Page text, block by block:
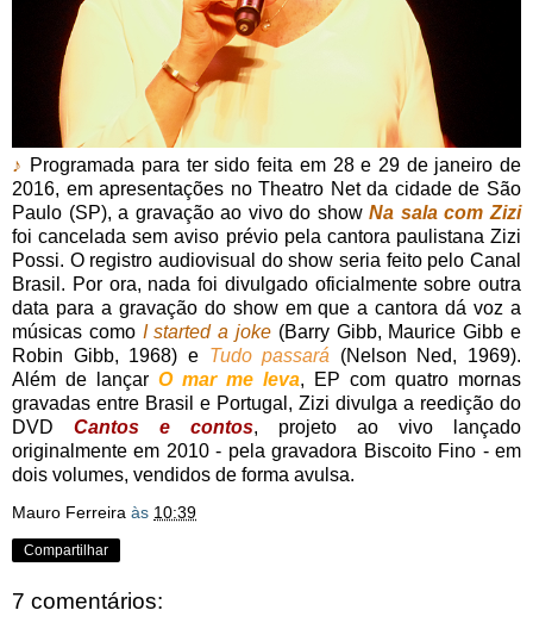
♪ Programada para ter sido feita em 28 e 29 de janeiro de
2016, em apresentações no Theatro Net da cidade de São
Paulo (SP), a gravação ao vivo do showNa sala com Zizi
foi cancelada sem aviso prévio pela cantora paulistana Zizi
Possi. O registro audiovisual do show seria feito pelo Canal
Brasil. Por ora, nada foi divulgado oficialmente sobre outra
data para a gravação do show em que a cantora dá voz a
músicas como I started a joke (Barry Gibb, Maurice Gibb e
Robin Gibb, 1968) e Tudo passará (Nelson Ned, 1969).
Além de lançar O mar me leva, EP com quatro mornas
gravadas entre Brasil e Portugal, Zizi divulga a reedição do
DVD Cantos e contos, projeto ao vivo lançado
originalmente em 2010 - pela gravadora Biscoito Fino - em
dois volumes, vendidos de forma avulsa.
Mauro Ferreira às 10:39
Compartilhar
7 comentários: